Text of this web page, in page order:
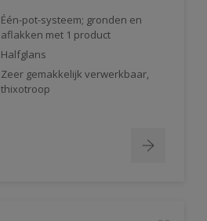
Één-pot-systeem; gronden en
aflakken met 1 product
Halfglans
Zeer gemakkelijk verwerkbaar,
thixotroop